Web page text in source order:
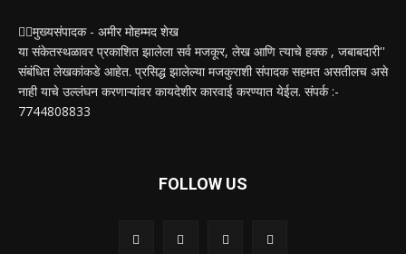
✍🏻मुख्यसंपादक - अमीर मोहम्मद शेख
या संकेतस्थळावर प्रकाशित झालेला सर्व मजकूर, लेख आणि त्याचे हक्क , जबाबदारी''
संबंधित लेखकांकडे आहेत. प्रसिद्ध झालेल्या मजकुराशी संपादक सहमत असतीलच असे
नाही याचे उल्लंघन करणाऱ्यांवर कायदेशीर कारवाई करण्यात येईल. संपर्क :-
7744808833
FOLLOW US